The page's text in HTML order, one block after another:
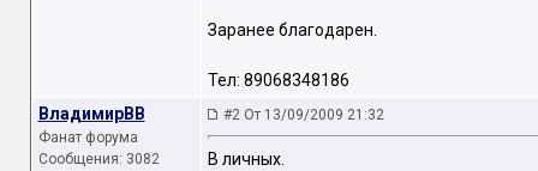
Заранее благодарен.
Тел: 89068348186
ВладимирВВ
Фанат форума
Сообщения: 3082
#2 От 13/09/2009 21:32
В личных.